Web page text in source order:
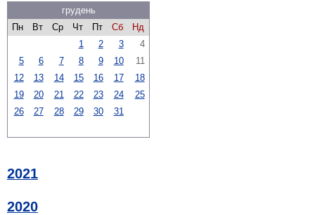
грудень
Пн
Вт Ср Чт Пт Сб
Нд
1
2 3
4
5
6 7 8 9 10
11
12
13 14 15 16 17
18
19
20 21 22 23 24
25
26
27 28 29 30 31
2021
2020